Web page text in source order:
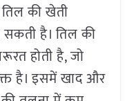
तिल की खेती
सकती है। तिल की
होती है, जो
है। इसमें खाद और